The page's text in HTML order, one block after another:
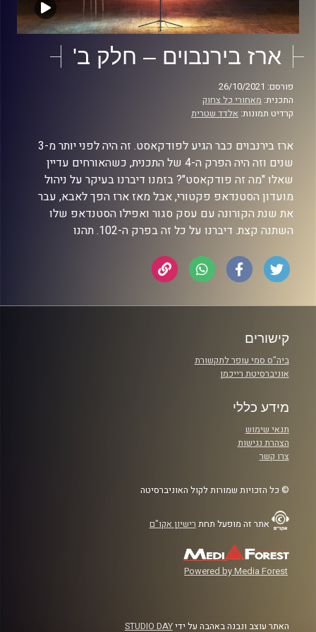
ארז בירנבוים – חלק ב'
פורסם: 26/10/2021
התכנית: מאחורי כל צחוק
קרדיט תמונות: אלדד שטרית
ארז בירנבוים כבר הגיע לפודקאסט. זה היה לפני יותר מ-3
שנים וזה היה הפרק ה-4 של התכנית, כשהאורחים עדיין
שאלו "מה זה פודקאסט"? בזמנו דיברנו בעיקר על ניהול
מועדון הסטנדאפ פקטורי, אבל מאז ארז הפך לאבא, עבר
את שנת הקורונה עם עסק סגור ואפילו הסטנדאפ שלו
השתנה קצת. דיברנו על כל זה בפרק ה-102. תהנו
קישורים
ביה"ס סמי עופר לתקשורת
אוניברסיטת רייכמן
מידע כללי
תנאי שימוש
הצהרת נגישות
צרו קשר
© כל הזכויות שמורות לקול האוניברסיטה
אתר זה מופעל תחת רישיון אקו"ם
Powered by Media Forest
האתר עוצב ונבנה באהבה על ידיSTUDIO DAY